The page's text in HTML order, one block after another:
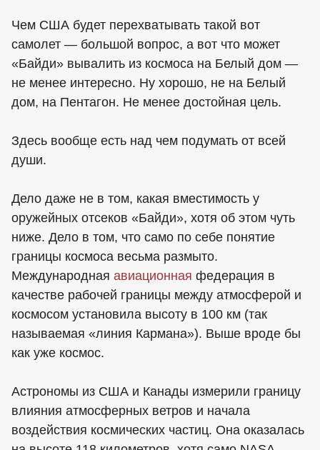
Чем США будет перехватывать такой вот
самолет — большой вопрос, а вот что может
«Байди» вывалить из космоса на Белый дом —
не менее интересно. Ну хорошо, не на Белый
дом, на Пентагон. Не менее достойная цель.
Здесь вообще есть над чем подумать от всей
души.
Дело даже не в том, какая вместимость у
оружейных отсеков «Байди», хотя об этом чуть
ниже. Дело в том, что само по себе понятие
границы космоса весьма размыто.
Международная авиационная федерация в
качестве рабочей границы между атмосферой и
космосом установила высоту в 100 км (так
называемая «линия Кармана»). Выше вроде бы
как уже космос.
Астрономы из США и Канады измерили границу
влияния атмосферных ветров и начала
воздействия космических частиц. Она оказалась